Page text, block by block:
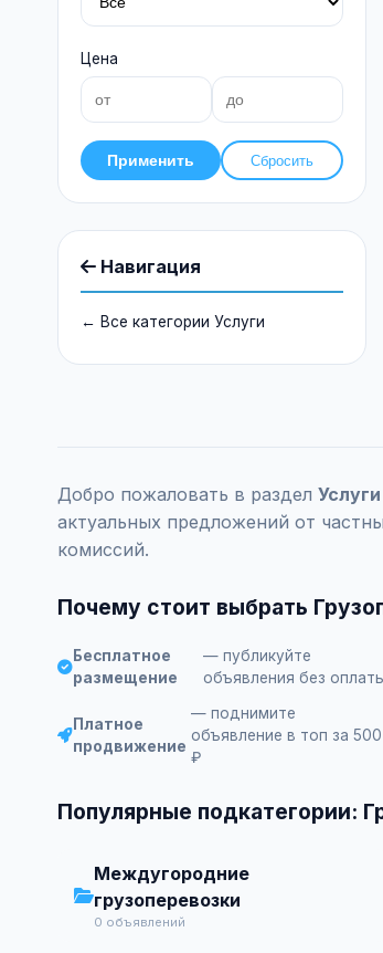
Цена
Применить Сбросить
Навигация
← Все категории Услуги
Добро пожаловать в раздел
актуальных предложений от
комиссий.
Почему стоит выбрать
Бесплатное
размещение
— публикуйте
объявления без
Платное
продвижение
— поднимите
объявление в топ за 500
₽
Популярные подкатегории:
Междугородние
грузоперевозки
0 объявлений